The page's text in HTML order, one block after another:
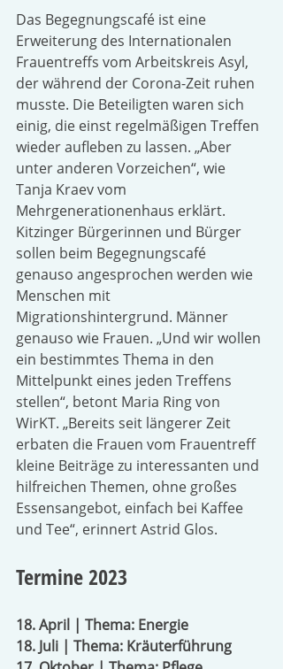
Das Begegnungscafé ist eine
Erweiterung des Internationalen
Frauentreffs vom Arbeitskreis Asyl,
der während der Corona-Zeit ruhen
musste. Die Beteiligten waren sich
einig, die einst regelmäßigen Treffen
wieder aufleben zu lassen. „Aber
unter anderen Vorzeichen“, wie
Tanja Kraev vom
Mehrgenerationenhaus erklärt.
Kitzinger Bürgerinnen und Bürger
sollen beim Begegnungscafé
genauso angesprochen werden wie
Menschen mit
Migrationshintergrund. Männer
genauso wie Frauen. „Und wir wollen
ein bestimmtes Thema in den
Mittelpunkt eines jeden Treffens
stellen“, betont Maria Ring von
WirKT. „Bereits seit längerer Zeit
erbaten die Frauen vom Frauentreff
kleine Beiträge zu interessanten und
hilfreichen Themen, ohne großes
Essensangebot, einfach bei Kaffee
und Tee“, erinnert Astrid Glos.
Termine 2023
18. April | Thema: Energie
18. Juli | Thema: Kräuterführung